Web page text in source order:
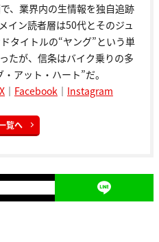
、業界内の生情報を独自追跡
イン読者層は50代とそのジュ
タイトルの“ヤング”という単
たが、信条はバイク乗りの多
アット・ハート”だ。
X ｜ Facebook ｜ Instagram
覧へ